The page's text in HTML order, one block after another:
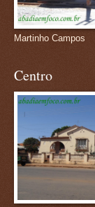
Martinho Campos
Centro